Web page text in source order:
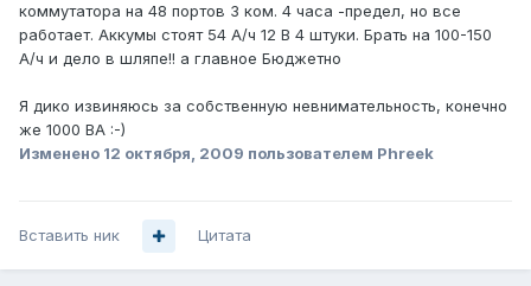
коммутатора на 48 портов 3 ком. 4 часа -предел, но все
работает. Аккумы стоят 54 А/ч 12 В 4 штуки. Брать на 100-150
А/ч и дело в шляпе!! а главное Бюджетно
Я дико извиняюсь за собственную невнимательность, конечно
же 1000 ВА :-)
Изменено 12 октября, 2009 пользователем Phreek
Вставить ник Цитата